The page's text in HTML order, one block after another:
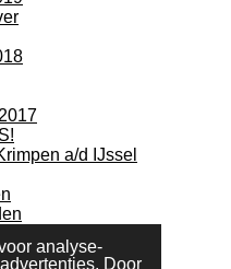
analyse-
Door
a/d IJssel